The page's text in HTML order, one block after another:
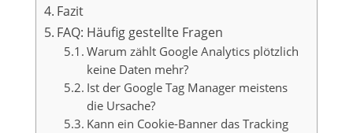
Fazit
FAQ: Häufig gestellte Fragen
Warum zählt Google Analytics plötzlich
keine Daten mehr?
Ist der Google Tag Manager meistens
die Ursache?
Kann ein Cookie-Banner das Tracking